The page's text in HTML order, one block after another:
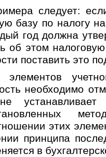
следует:
базу по налогу
год должна
об этом
поставить это
элементов
необходимо
этих
принципа
в